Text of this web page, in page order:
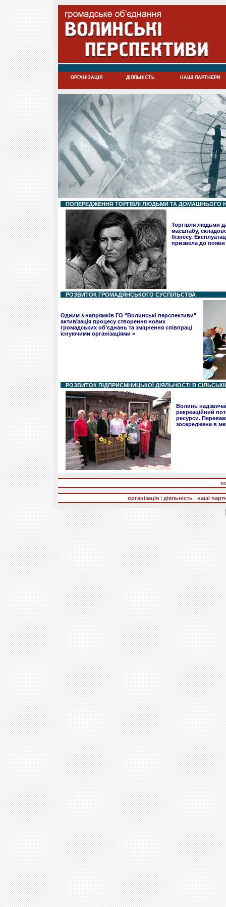
ОРГАНІЗАЦІЯ ДІЯЛЬНІСТЬ НАШІ ПАРТНЕРИ
ПОПЕРЕДЖЕННЯ ТОРГІВЛІ ЛЮДЬМИ ТА ДОМАШНЬОГО
Торгівля людьми
масштабу,
бізнесу.
призвела до появи
РОЗВИТОК ГРОМАДЯНСЬКОГО СУСПІЛЬСТВА
Одним з напрямків ГО "Волинські перспективи"
активізація процесу створення нових
громадських об'єднань та зміцнення співпраці
існуючими організаціями >
РОЗВИТОК ПІДПРИЄМНИЦЬКОЇ ДІЯЛЬНОСТІ В
Волинь
рекреаційний
ресурси.
зосереджена в
організація| діяльність| наші